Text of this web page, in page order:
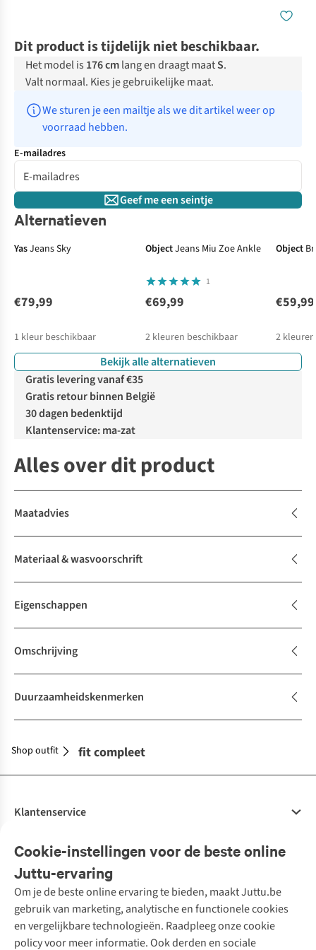
Dit product is tijdelijk niet beschikbaar.
Het model is 176 cmlang en draagt maatS.
Valt normaal. Kies je gebruikelijke maat.
We sturen je een mailtje als we dit artikel weer op
voorraad hebben.
E-mailadres
Geef me een seintje
Alternatieven
YasJeans Sky
€79,99
1 kleur beschikbaar
ObjectJeans Miu Zoe Ankle
1
€69,99
2 kleuren beschikbaar
%
Object
€59,99
2
Bekijk alle alternatieven
Gratis levering vanaf €35
Gratis retour binnen België
30 dagen bedenktijd
Klantenservice: ma-zat
Alles over dit product
Maatadvies
Materiaal & wasvoorschrift
Eigenschappen
Omschrijving
Duurzaamheidskenmerken
Maak je outfit compleet
Shop outfit
Cookie-instellingen voor de beste online
Juttu-ervaring
Om je de beste online ervaring te bieden, maakt Juttu.be
gebruik van marketing, analytische en functionele cookies
en vergelijkbare technologieën. Raadpleeg onze cookie
policy voor meer informatie. Ook derden en sociale
Klantenservice
Bestellen
Betalen
10% studentenkorting
Klarna - achteraf betalen
Levering
Onze diensten
Tweedehands - ReJUsed
Kledingatelier
Personal shopping
Textielbox
Juttu
Over ons
Juttu Friends
Merken